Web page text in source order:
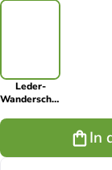
Leder-
Wanderschuhe
GTX" in Grau
In